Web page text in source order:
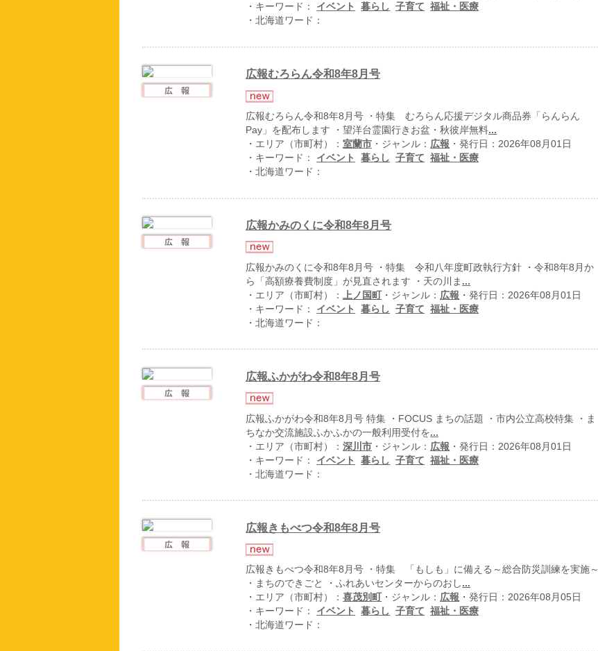
・キーワード： イベント 暮らし 子育て
福祉・医療
・北海道ワード：
広報むろらん令和8年8月号
広報むろらん令和8年8月号 ・特集 むろらん応援デジタル商品券「らんらん
Pay」を配布します ・望洋台霊園行きお盆・秋彼岸無料...
・エリア（市町村）：室蘭市 ・ジャンル： 広報 ・発行日：2026年08月01日
・キーワード： イベント 暮らし 子育て
福祉・医療
・北海道ワード：
広報かみのくに令和8年8月号
広報かみのくに令和8年8月号 ・特集 令和八年度町政執行方針 ・令和8年8月か
ら「高額療養費制度」が見直されます ・天の川ま ...
・エリア（市町村）：
上ノ国町 ・ジャンル： 広報 ・発行日：2026年08月01日
・キーワード： イベント 暮らし 子育て
福祉・医療
・北海道ワード：
広報ふかがわ令和8年8月号
広報ふかがわ令和8年8月号 特集 ・FOCUS まちの話題 ・市内公立高校特集 ・ま
ちなか交流施設ふかふかの一般利用受付を...
・エリア（市町村）：深川市 ・ジャンル： 広報 ・発行日：2026年08月01日
・キーワード： イベント 暮らし 子育て
福祉・医療
・北海道ワード：
広報きもべつ令和8年8月号
広報きもべつ令和8年8月号 ・特集 「もしも」に備える～総合防災訓練を実施～
・まちのできごと ・ふれあいセンターからのおし ...
・エリア（市町村）：喜茂別町 ・ジャンル： 広報 ・発行日：2026年08月05日
・キーワード： イベント 暮らし 子育て
福祉・医療
・北海道ワード：